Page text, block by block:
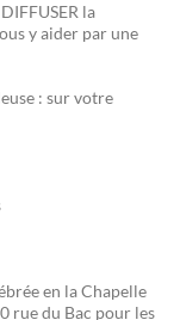
la
y aider par une
: sur votre
en la Chapelle
rue du Bac pour les